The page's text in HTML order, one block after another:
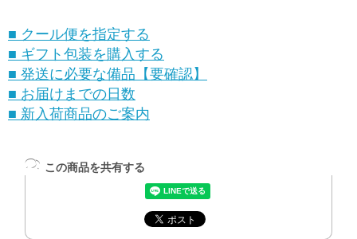
■ クール便を指定する
■ ギフト包装を購入する
■ 発送に必要な備品【要確認】
■ お届けまでの日数
■ 新入荷商品のご案内
この商品を共有する